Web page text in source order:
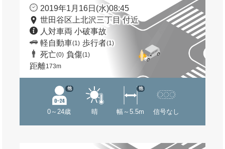
2019年1月16日(水)08:45
世田谷区上北沢三丁目 付近
人対車両 小破事故
軽自動車(1) 歩行者(1)
死亡(0) 負傷(1)
距離173m
0～24歳
他
晴 幅～5.5m
他
信号なし